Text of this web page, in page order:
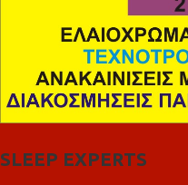
SLEEP EXPERTS